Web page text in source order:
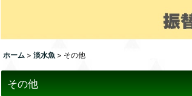
ホーム > 淡水魚 > その他
その他